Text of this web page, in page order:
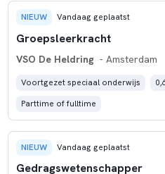
NIEUW Vandaag geplaatst
Groepsleerkracht
VSO De Heldring - Amsterdam
Voortgezet speciaal onderwijs
Parttime of fulltime
NIEUW Vandaag geplaatst
Gedragswetenschapper